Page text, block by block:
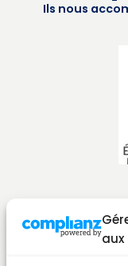
aux
Ils nous